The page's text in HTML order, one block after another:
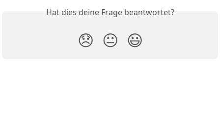
Hat dies deine Frage beantwortet?
😞 😐 😃